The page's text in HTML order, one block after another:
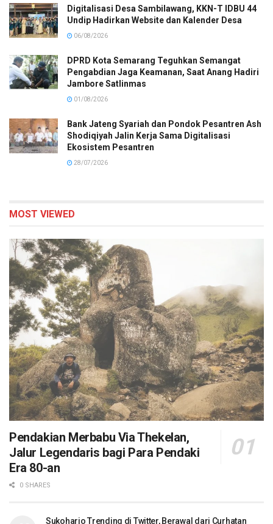
Digitalisasi Desa Sambilawang, KKN-T IDBU 44
Undip Hadirkan Website dan Kalender Desa
06/08/2026
DPRD Kota Semarang Teguhkan Semangat
Pengabdian Jaga Keamanan, Saat Anang Hadiri
Jambore Satlinmas
01/08/2026
Bank Jateng Syariah dan Pondok Pesantren Ash
Shodiqiyah Jalin Kerja Sama Digitalisasi
Ekosistem Pesantren
28/07/2026
MOST VIEWED
Pendakian Merbabu Via Thekelan,
Jalur Legendaris bagi Para Pendaki
Era 80-an
0 SHARES
Sukoharjo Trending di Twitter, Berawal dari Curhatan